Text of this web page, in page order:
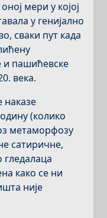
мери у којој
у генијално
сваки пут када
и пашићевске
века.
наказе
(колико
метаморфозу
сатиричне,
гледалаца
како се ни
није